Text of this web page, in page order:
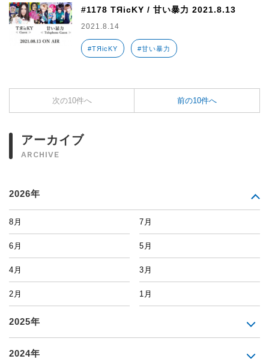
#1178 TЯicKY / 甘い暴力 2021.8.13
2021.8.14
#TЯicKY #甘い暴力
次の10件へ 前の10件へ
アーカイブ
ARCHIVE
2026年
8月 7月
6月 5月
4月 3月
2月 1月
2025年
2024年